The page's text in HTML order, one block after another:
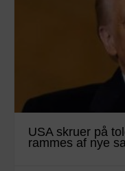
USA skruer på
rammes af nye